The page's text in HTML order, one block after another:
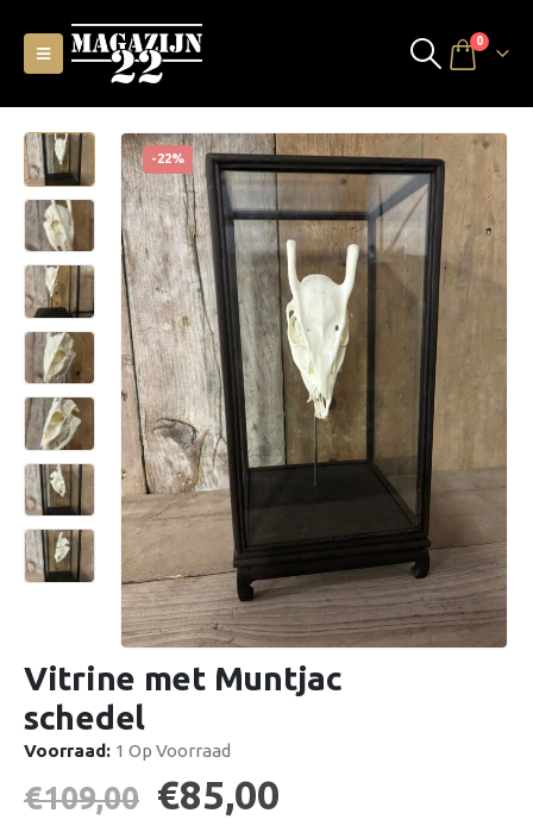
0
-22%
Vitrine met Muntjac
schedel
Voorraad: 1 Op Voorraad
€109,00 Oorspronkelijke
€85,00Huidige